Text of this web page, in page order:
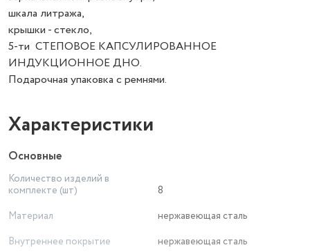
шкала литража,
крышки - стекло,
5-ти СТЕПОВОЕ КАПСУЛИРОВАННОЕ
ИНДУКЦИОННОЕ ДНО.
Подарочная упаковка с ремнями.
Характеристики
Основные
Количество изделий в
комплекте (шт)
8
Материал
нержавеющая сталь
Внутреннее покрытие
нержавеющая сталь